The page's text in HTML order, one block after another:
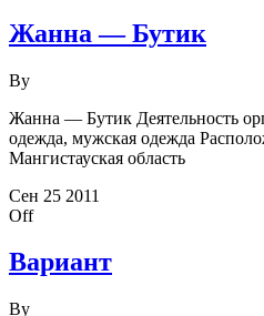
Жанна — Бутик
By
Жанна — Бутик Деятельность
одежда, мужская одежда
Мангистауская область
Сен 25 2011
Off
Вариант
By